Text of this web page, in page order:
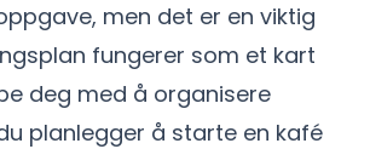
men det er en viktig
fungerer som et kart
deg med å organisere
planlegger å starte en kafé